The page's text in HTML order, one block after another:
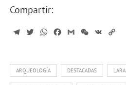
Compartir:
TelegramTwitterWhatsApp
Facebook
GmailWeChat
VK
ARQUEOLOGÍA DESTACADAS LARA